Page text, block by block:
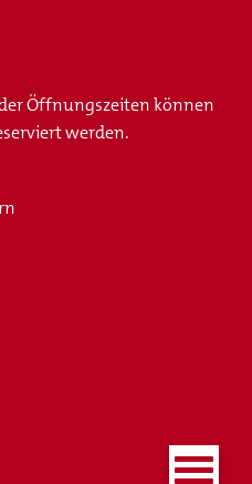
Öffnungszeiten können
werden.